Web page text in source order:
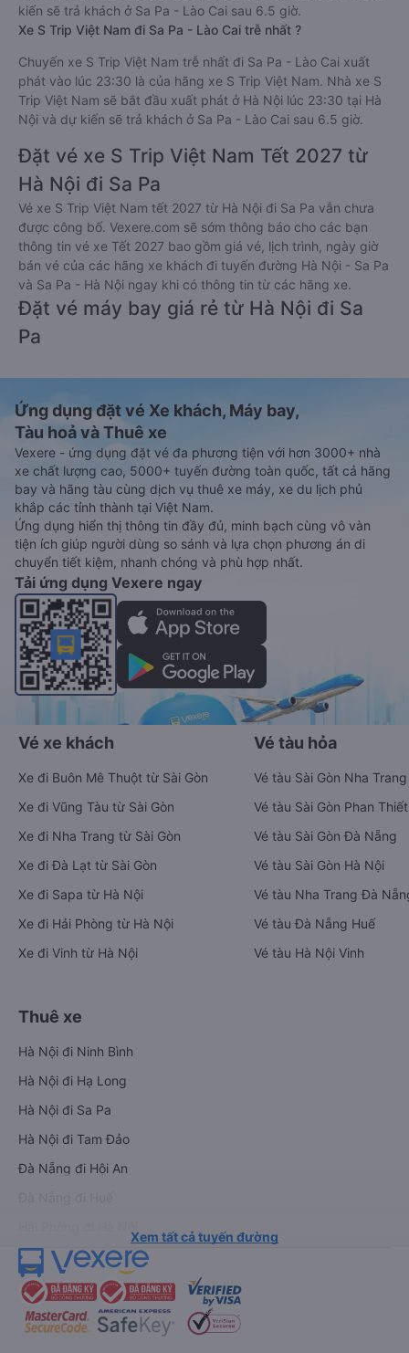
kiến sẽ trả khách ở Sa Pa - Lào Cai sau 6.5 giờ.
Xe S Trip Việt Nam đi Sa Pa - Lào Cai trễ nhất ?
Chuyến xe S Trip Việt Nam trễ nhất đi Sa Pa - Lào Cai xuất
phát vào lúc 23:30 là của hãng xe S Trip Việt Nam. Nhà xe S
Trip Việt Nam sẽ bắt đầu xuất phát ở Hà Nội lúc 23:30 tại Hà
Nội và dự kiến sẽ trả khách ở Sa Pa - Lào Cai sau 6.5 giờ.
Đặt vé xe S Trip Việt Nam Tết 2027 từ
Hà Nội đi Sa Pa
Vé xe S Trip Việt Nam tết 2027 từ Hà Nội đi Sa Pa vẫn chưa
được công bố. Vexere.com sẽ sớm thông báo cho các bạn
thông tin vé xe Tết 2027 bao gồm giá vé, lịch trình, ngày giờ
bán vé của các hãng xe khách đi tuyến đường Hà Nội - Sa Pa
và Sa Pa - Hà Nội ngay khi có thông tin từ các hãng xe.
Đặt vé máy bay giá rẻ từ Hà Nội đi Sa
Pa
Ứng dụng đặt vé Xe khách, Máy bay,
Tàu hoả và Thuê xe
Vexere - ứng dụng đặt vé đa phương tiện với hơn 3000+ nhà
xe chất lượng cao, 5000+ tuyến đường toàn quốc, tất cả hãng
bay và hãng tàu cùng dịch vụ thuê xe máy, xe du lịch phủ
khắp các tỉnh thành tại Việt Nam.
Ứng dụng hiển thị thông tin đầy đủ, minh bạch cùng vô vàn
tiện ích giúp người dùng so sánh và lựa chọn phương án di
chuyển tiết kiệm, nhanh chóng và phù hợp nhất.
Tải ứng dụng Vexere ngay
Vé xe khách
Xe đi Buôn Mê Thuột từ Sài Gòn
Xe đi Vũng Tàu từ Sài Gòn
Xe đi Nha Trang từ Sài Gòn
Xe đi Đà Lạt từ Sài Gòn
Xe đi Sapa từ Hà Nội
Xe đi Hải Phòng từ Hà Nội
Xe đi Vinh từ Hà Nội
Vé tàu hỏa
Vé tàu Sài Gòn Nha Trang
Vé tàu Sài Gòn Phan Thiết
Vé tàu Sài Gòn Đà Nẵng
Vé tàu Sài Gòn Hà Nội
Vé tàu Nha Trang Đà
Vé tàu Đà Nẵng Huế
Vé tàu Hà Nội Vinh
Thuê xe
Hà Nội đi Ninh Bình
Hà Nội đi Hạ Long
Hà Nội đi Sa Pa
Hà Nội đi Tam Đảo
Đà Nẵng đi Hội An
Xem tất cả tuyến đường